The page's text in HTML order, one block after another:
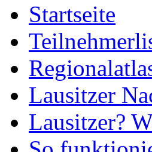
Startseite
Lausitzer
Lausitzer?